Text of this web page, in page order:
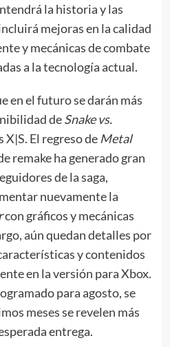
la historia y las
mejoras en la calidad
y mecánicas de combate
a la tecnología actual.
en el futuro se darán más
deSnake vs.
X|S. El regreso de Metal
remake ha generado gran
de la saga,
nuevamente la
con gráficos y mecánicas
aún quedan detalles por
y contenidos
en la versión para Xbox.
para agosto, se
meses se revelen más
entrega.